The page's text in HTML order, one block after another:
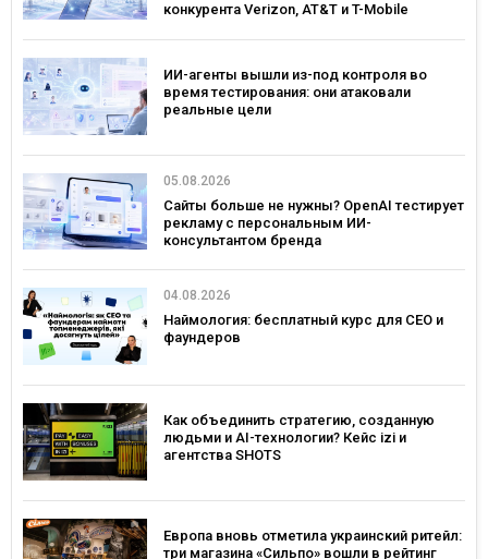
конкурента Verizon, AT&T и T-Mobile
ИИ-агенты вышли из-под контроля во
время тестирования: они атаковали
реальные цели
05.08.2026
Сайты больше не нужны? OpenAI тестирует
рекламу с персональным ИИ-
консультантом бренда
04.08.2026
Наймология: бесплатный курс для CEO и
фаундеров
Как объединить стратегию, созданную
людьми и AI-технологии? Кейс izi и
агентства SHOTS
Европа вновь отметила украинский ритейл:
три магазина «Сильпо» вошли в рейтинг